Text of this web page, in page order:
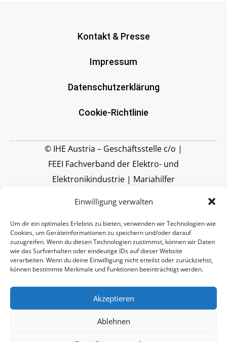
Einwilligung verwalten
Um dir ein optimales Erlebnis zu bieten, verwenden wir Technologien wie
Cookies, um Geräteinformationen zu speichern und/oder darauf
zuzugreifen. Wenn du diesen Technologien zustimmst, können wir Daten
wie das Surfverhalten oder eindeutige IDs auf dieser Website
verarbeiten. Wenn du deine Einwilligung nicht erteilst oder zurückziehst,
können bestimmte Merkmale und Funktionen beeinträchtigt werden.
Akzeptieren
Ablehnen
Kontakt & Presse
Impressum
Datenschutzerklärung
Cookie-Richtlinie
© IHE Austria – Geschäftsstelle c/o |
FEEI Fachverband der Elektro- und
Elektronikindustrie | Mariahilfer
www.feei.at